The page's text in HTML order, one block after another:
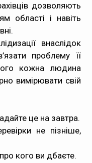
дозволяють
області і навіть
внаслідок
проблему її
кожна людина
вимірювати свій
це на завтра.
не пізніше,
кого ви дбаєте.